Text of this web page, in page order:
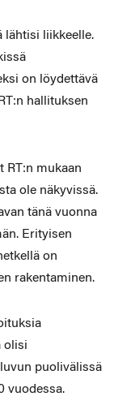
lähtisi liikkeelle.
on löydettävä
hallituksen
RT:n mukaan
ole näkyvissä.
tänä vuonna
Erityisen
on
rakentaminen.
olisi
puolivälissä
vuodessa.